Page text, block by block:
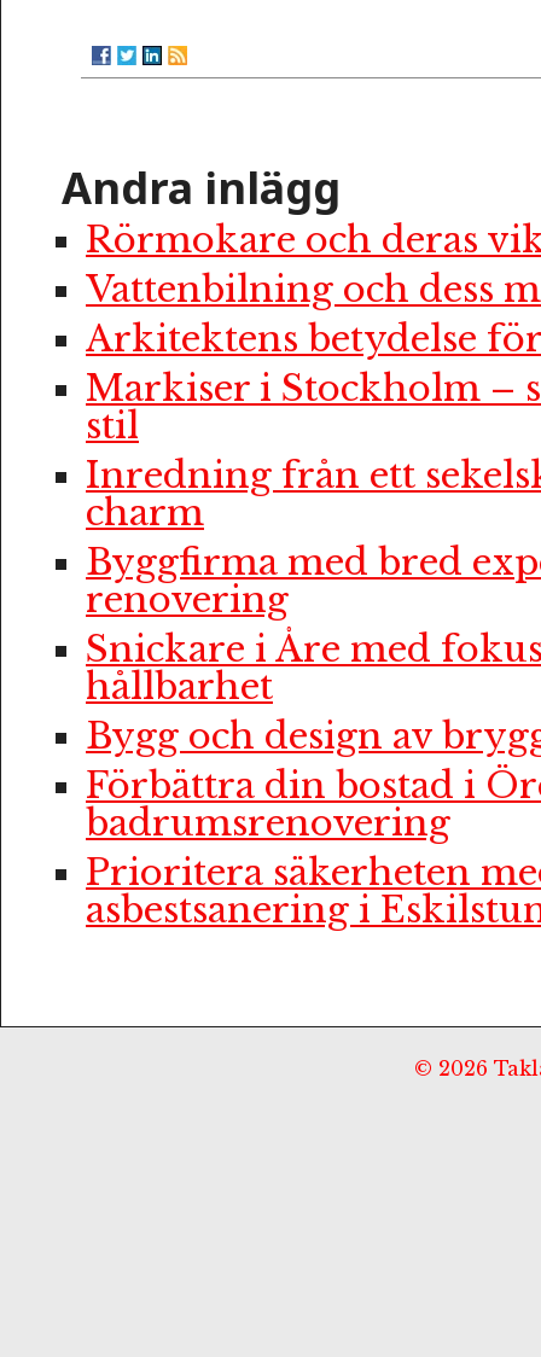
Andra inlägg
Rörmokare och deras
Vattenbilning och dess
Arkitektens betydelse
Markiser i Stockholm –
stil
Inredning från ett
charm
Byggfirma med bred
renovering
Snickare i Åre med
hållbarhet
Bygg och design av
Förbättra din bostad i
badrumsrenovering
Prioritera säkerheten
asbestsanering i
© 2026